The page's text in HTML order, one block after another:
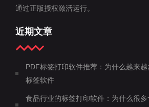
通过正版授权激活运行。
近期文章
PDF标签打印软件推荐：为什么越来
标签软件
食品行业的标签打印软件：为什么很